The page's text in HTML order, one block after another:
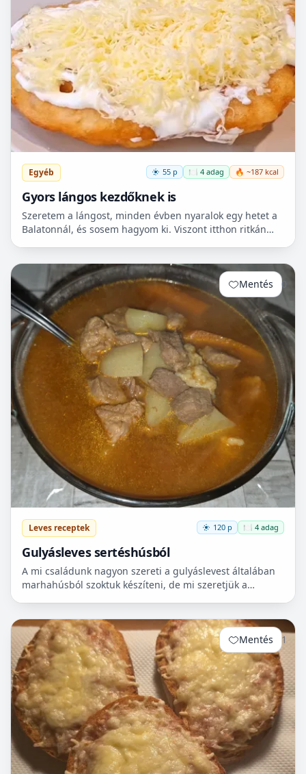
Egyéb 55 p 🍽️ 4 adag 🔥 ~187 kcal
Gyors lángos kezdőknek is
Szeretem a lángost, minden évben nyaralok egy hetet a
Balatonnál, és sosem hagyom ki. Viszont itthon ritkán
Mentés 0
Leves receptek 120 p 🍽️ 4 adag
Gulyásleves sertéshúsból
A mi családunk nagyon szereti a gulyáslevest általában
marhahúsból szoktuk készíteni, de mi szeretjük a
Mentés 1